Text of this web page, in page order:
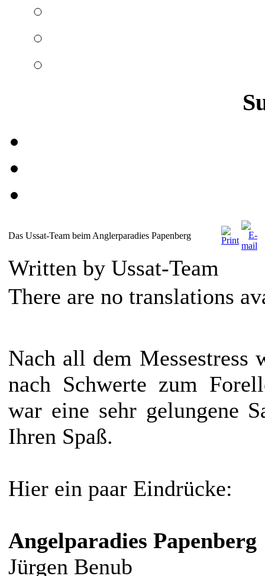
Das Ussat-Team beim Anglerparadies Papenberg
Written by Ussat-Team
There are no translations
Nach all dem Messestress
nach Schwerte zum
war eine sehr gelungene
Ihren Spaß.
Hier ein paar Eindrücke:
Angelparadies Papenberg
Jürgen Benub